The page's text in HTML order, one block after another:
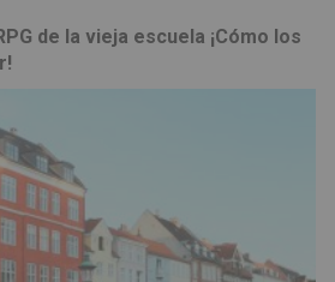
de la vieja escuela ¡Cómo los